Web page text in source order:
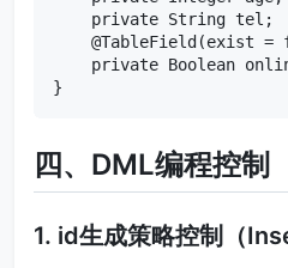
    private String tel;
@TableField(exist =
private Boolean
}
四、DML编程控制
1. id生成策略控制（